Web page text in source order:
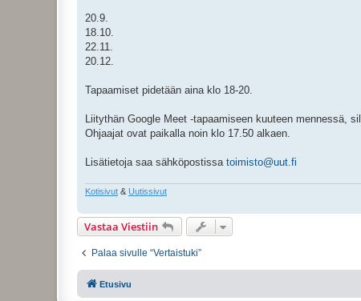
20.9.
18.10.
22.11.
20.12.
Tapaamiset pidetään aina klo 18-20.
Liitythän Google Meet -tapaamiseen kuuteen mennessä,
Ohjaajat ovat paikalla noin klo 17.50 alkaen.
Lisätietoja saa sähköpostissa toimisto@uut.fi
Kotisivut & Uutissivut
Vastaa Viestiin
Palaa sivulle “Vertaistuki”
Etusivu